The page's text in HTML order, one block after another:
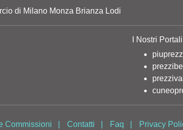
di Milano Monza Brianza Lodi
I Nostri
Commissioni Contatti Faq Privacy